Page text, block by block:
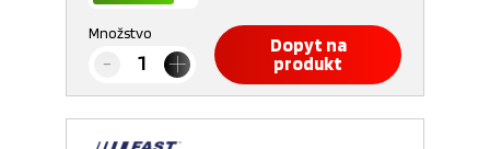
Množstvo
Dopyt na
produkt